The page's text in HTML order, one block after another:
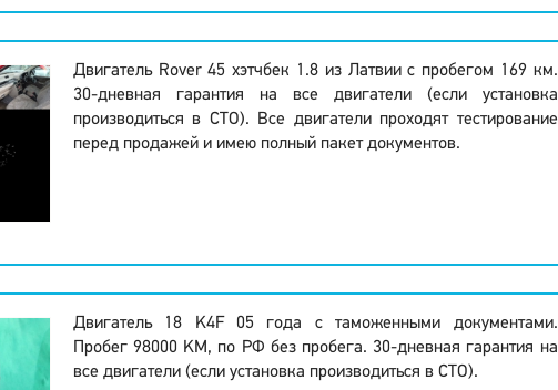
Двигатель Rover 45 хэтчбек 1.8 из Латвии с пробегом 169 км.
30-дневная гарантия на все двигатели (если установка
производиться в СТО). Все двигатели проходят тестирование
перед продажей и имею полный пакет документов.
Двигатель 18 K4F 05 года с таможенными документами.
Пробег 98000 KM, по РФ без пробега. 30-дневная гарантия на
все двигатели (если установка производиться в СТО).